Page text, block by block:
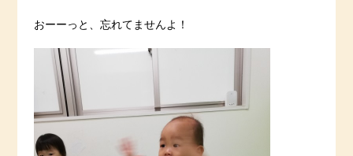
おーーっと、忘れてませんよ！